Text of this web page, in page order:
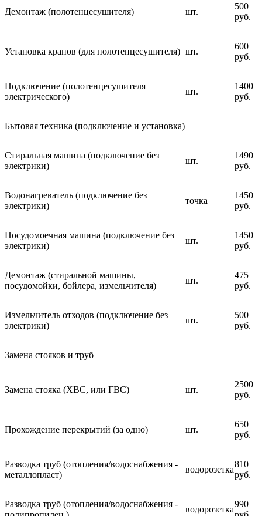
Демонтаж (полотенцесушителя) шт.
500
руб.
Установка кранов (для полотенцесушителя) шт.
600
руб.
Подключение (полотенцесушителя
электрического)
шт.
1400
руб.
Бытовая техника (подключение и установка)
Стиральная машина (подключение без
электрики)
шт.
1490
руб.
Водонагреватель (подключение без
электрики)
точка
1450
руб.
Посудомоечная машина (подключение без
электрики)
шт.
1450
руб.
Демонтаж (стиральной машины,
посудомойки, бойлера, измельчителя)
шт.
475
руб.
Измельчитель отходов (подключение без
электрики)
шт.
500
руб.
Замена стояков и труб
Замена стояка (ХВС, или ГВС) шт.
2500
руб.
Прохождение перекрытий (за одно) шт.
650
руб.
Разводка труб (отопления/водоснабжения -
металлопласт)
водорозетка
810
руб.
Разводка труб (отопления/водоснабжения -
водорозетка
990